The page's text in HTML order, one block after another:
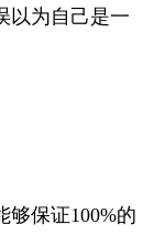
以为自己是一
保证100%的